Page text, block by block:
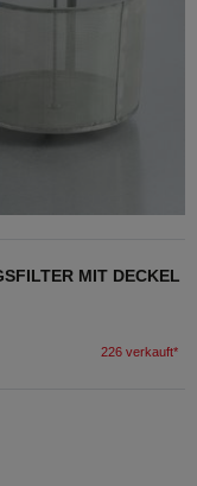
MIT DECKEL
226 verkauft*